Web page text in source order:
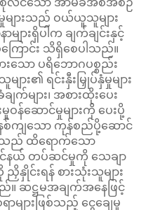
မှုများသည် ဝယ်ယူသူများ
ျားရှိပါက ချက်ချင်းနှင့်
ကြောင်း သိရှိစေပါသည်။
ော ပရိဘောဂပစ္စည်း
ား၏ ရင်းနှီးမြှုပ်နှံမှုများ
များ၊ အစားထိုးပေး
ဝန်ဆောင်မှုများကို ပေးပို့
စ်ကျသော ကုန်စည်ပို့ဆောင်
းသည် ထိရောက်သော
နယ် တပ်ဆင်မှုကို သေချာ
ညှိနှိုင်းရန် စားသုံးသူများ
။ ဆဋ္ဌမအချက်အနေဖြင့်
ာများဖြစ်သည့် ငွေချေမှု